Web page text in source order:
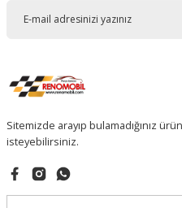
Sitemizde arayıp bulamadığınız
isteyebilirsiniz.